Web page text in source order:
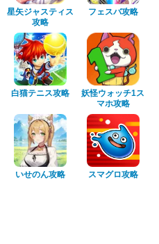
星矢ジャスティス
攻略
フェスバ攻略
白猫テニス攻略
妖怪ウォッチ1ス
マホ攻略
いせのん攻略 スマグロ攻略